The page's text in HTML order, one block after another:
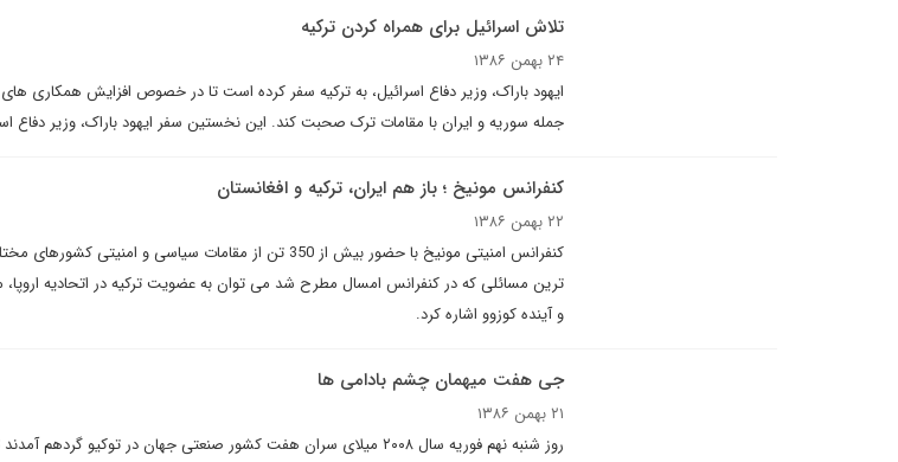
تلاش اسرائيل براى همراه کردن ترکيه
۲۴ بهمن ۱۳۸۶
ایهود باراک، وزیر دفاع اسرائیل، به ترکیه سفر کرده است تا در خصوص افزایش همکاری
جمله سوریه و ایران با مقامات ترک صحبت کند. این نخستین سفر ایهود باراک، وزیر دفاع
کنفرانس مونیخ ؛ باز هم ایران، ترکیه و افغانستان
۲۲ بهمن ۱۳۸۶
کنفرانس امنیتی مونیخ با حضور بیش از 350 تن از مقامات سیاسی و
ترین مسائلی که در کنفرانس امسال مطرح شد می توان به عضویت ترکیه در اتحادیه اروپا،
و آینده کوزوو اشاره کرد.
جی هفت میهمان چشم بادامی ها
۲۱ بهمن ۱۳۸۶
روز شنبه نهم فوریه سال ۲۰۰۸ میلای سران هفت کشور صنعتی جهان در توکیو